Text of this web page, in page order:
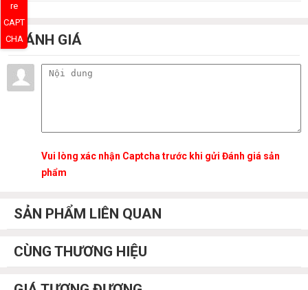
ĐÁNH GIÁ
re
CAPT
CHA
Vui lòng xác nhận Captcha trước khi gửi Đánh giá sản
phẩm
SẢN PHẨM LIÊN QUAN
CÙNG THƯƠNG HIỆU